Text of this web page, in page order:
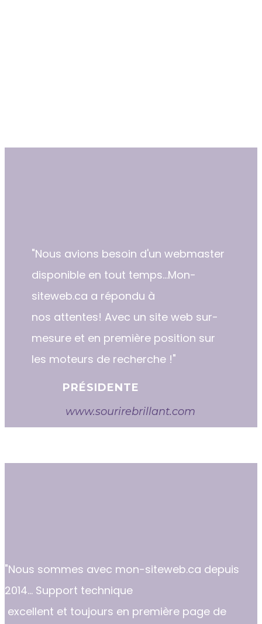
"​Nous avions besoin d'un webmaster
disponible en tout temps...Mon-
siteweb.ca a répondu à
nos attentes! Avec un site web sur-
mesure et en première position sur
les moteurs de recherche !"
PRÉSIDENTE
www.sourirebrillant.com
"​​Nous sommes avec mon-siteweb.ca depuis
2014... Support technique
excellent et toujours en première page de